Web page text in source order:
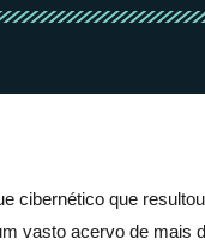
cibernético que
vasto acervo de mais